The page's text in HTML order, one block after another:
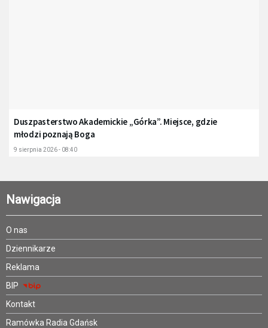
Duszpasterstwo Akademickie „Górka”. Miejsce, gdzie
młodzi poznają Boga
9 sierpnia 2026 - 08:40
Nawigacja
O nas
Dziennikarze
Reklama
BIP
Kontakt
Ramówka Radia Gdańsk